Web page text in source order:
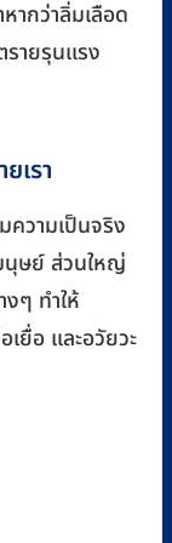
ากว่าลิ่มเลือด
รายรุนแรง
เรา
ความเป็นจริง
นุษย์ ส่วนใหญ่
ๆ ทำให้
เยื่อ และอวัยวะ